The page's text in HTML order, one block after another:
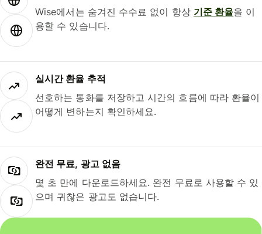
Wise에서는 숨겨진 수수료 없이 항상 기준 환율을 이
용할 수 있습니다.
실시간 환율 추적
선호하는 통화를 저장하고 시간의 흐름에 따라 환율이
어떻게 변하는지 확인하세요.
완전 무료, 광고 없음
몇 초 만에 다운로드하세요. 완전 무료로 사용할 수 있
으며 귀찮은 광고도 없습니다.